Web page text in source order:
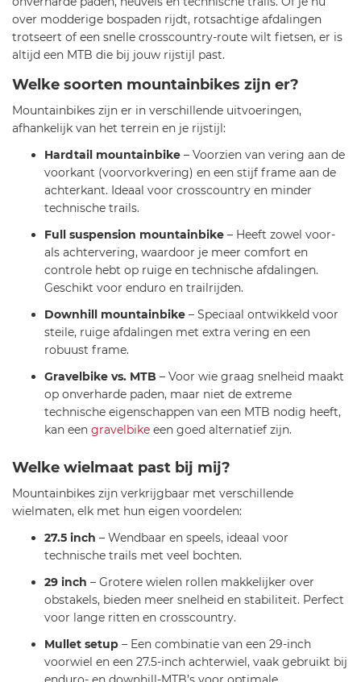
over modderige bospaden rijdt, rotsachtige afdalingen
trotseert of een snelle crosscountry-route wilt fietsen, er is
altijd een MTB die bij jouw rijstijl past.
Welke soorten mountainbikes zijn er?
Mountainbikes zijn er in verschillende uitvoeringen,
afhankelijk van het terrein en je rijstijl:
Hardtail mountainbike – Voorzien van vering aan de
voorkant (voorvorkvering) en een stijf frame aan de
achterkant. Ideaal voor crosscountry en minder
technische trails.
Full suspension mountainbike – Heeft zowel voor-
als achtervering, waardoor je meer comfort en
controle hebt op ruige en technische afdalingen.
Geschikt voor enduro en trailrijden.
Downhill mountainbike – Speciaal ontwikkeld voor
steile, ruige afdalingen met extra vering en een
robuust frame.
Gravelbike vs. MTB – Voor wie graag snelheid maakt
op onverharde paden, maar niet de extreme
technische eigenschappen van een MTB nodig heeft,
kan een gravelbike een goed alternatief zijn.
Welke wielmaat past bij mij?
Mountainbikes zijn verkrijgbaar met verschillende
wielmaten, elk met hun eigen voordelen:
27.5 inch – Wendbaar en speels, ideaal voor
technische trails met veel bochten.
29 inch – Grotere wielen rollen makkelijker over
obstakels, bieden meer snelheid en stabiliteit. Perfect
voor lange ritten en crosscountry.
Mullet setup – Een combinatie van een 29-inch
voorwiel en een 27.5-inch achterwiel, vaak gebruikt bij